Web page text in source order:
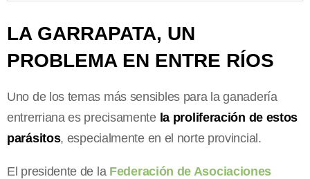
LA GARRAPATA, UN
PROBLEMA EN ENTRE RÍOS
Uno de los temas más sensibles para la ganadería
entrerriana es precisamente la proliferación de estos
parásitos, especialmente en el norte provincial.
El presidente de la Federación de Asociaciones